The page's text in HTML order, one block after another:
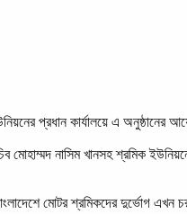
প্রধান কার্যালয়ে এ অনুষ্ঠানের
নাসিম খানসহ শ্রমিক
মোটর শ্রমিকদের দুর্ভোগ এখন